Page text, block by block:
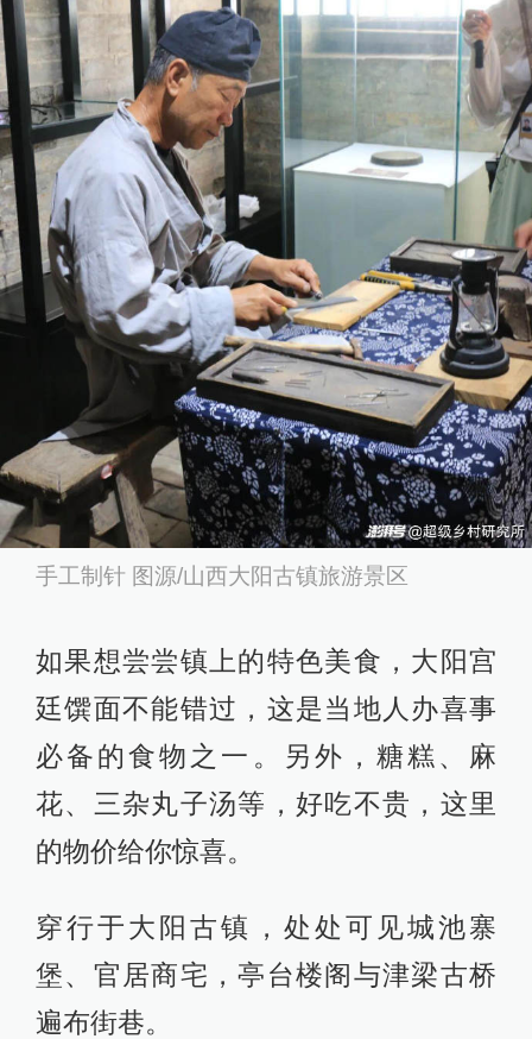
手工制针 图源/山西大阳古镇旅游景区
如果想尝尝镇上的特色美食，大阳宫
廷馔面不能错过，这是当地人办喜事
必备的食物之一。另外，糖糕、麻
花、三杂丸子汤等，好吃不贵，这里
的物价给你惊喜。
穿行于大阳古镇，处处可见城池寨
堡、官居商宅，亭台楼阁与津梁古桥
遍布街巷。